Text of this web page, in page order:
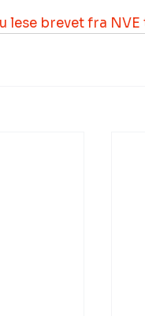
lese brevet fra